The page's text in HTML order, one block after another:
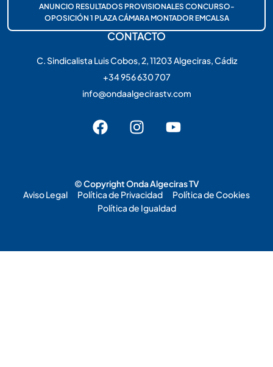
ANUNCIO RESULTADOS PROVISIONALES CONCURSO-
OPOSICIÓN 1 PLAZA CÁMARA MONTADOR EMCALSA
CONTACTO
C. Sindicalista Luis Cobos, 2, 11203 Algeciras, Cádiz
+34 956 630 707
info@ondaalgecirastv.com
© Copyright Onda Algeciras TV
Aviso Legal
Política de Privacidad
Política de Cookies
Política de Igualdad